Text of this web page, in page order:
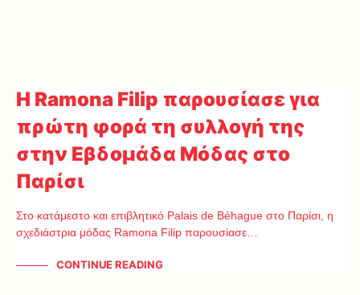
H Ramona Filip παρουσίασε για
πρώτη φορά τη συλλογή της
στην Εβδομάδα Μόδας στο
Παρίσι
Στο κατάμεστο και επιβλητικό Palais de Béhague στο Παρίσι, η
σχεδιάστρια μόδας Ramona Filip παρουσίασε…
CONTINUE READING